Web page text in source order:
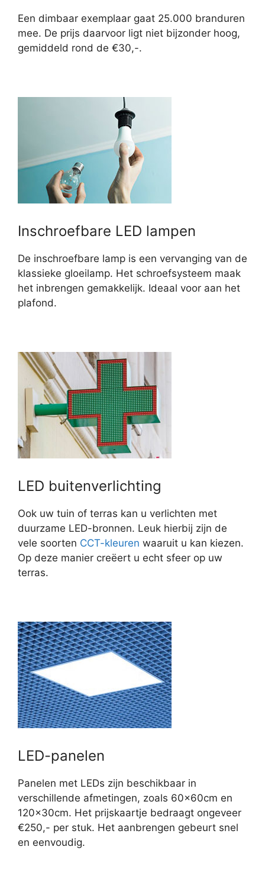
Een dimbaar exemplaar gaat 25.000 branduren
mee. De prijs daarvoor ligt niet bijzonder hoog,
gemiddeld rond de €30,-.
Inschroefbare LED lampen
De inschroefbare lamp is een vervanging van de
klassieke gloeilamp. Het schroefsysteem maak
het inbrengen gemakkelijk. Ideaal voor aan het
plafond.
LED buitenverlichting
Ook uw tuin of terras kan u verlichten met
duurzame LED-bronnen. Leuk hierbij zijn de
vele soorten CCT-kleuren waaruit u kan kiezen.
Op deze manier creëert u echt sfeer op uw
terras.
LED-panelen
Panelen met LEDs zijn beschikbaar in
verschillende afmetingen, zoals 60x60cm en
120x30cm. Het prijskaartje bedraagt ongeveer
€250,- per stuk. Het aanbrengen gebeurt snel
en eenvoudig.